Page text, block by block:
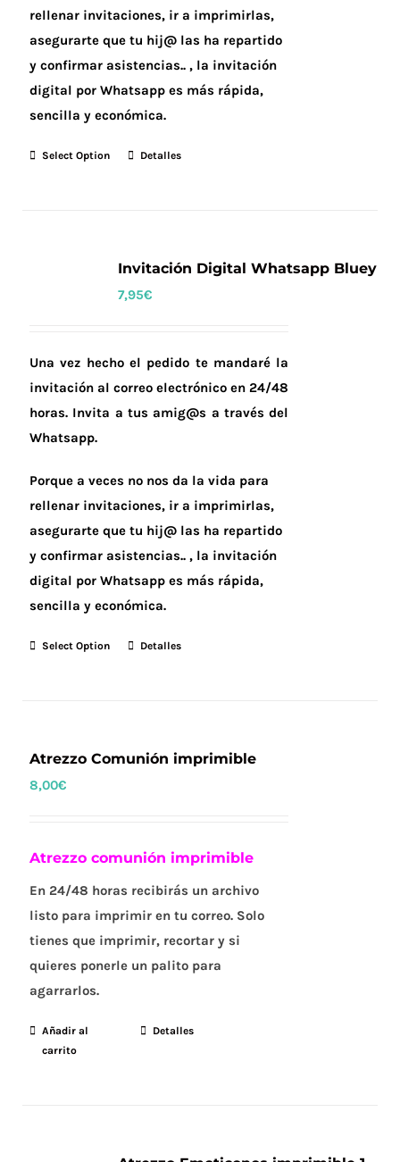
rellenar invitaciones, ir a imprimirlas,
asegurarte que tu hij@ las ha repartido
y confirmar asistencias.. , la invitación
digital por Whatsapp es más rápida,
sencilla y económica.
Select Option Detalles
Invitación Digital Whatsapp Bluey
7,95€
Una vez hecho el pedido te mandaré la
invitación al correo electrónico en 24/48
horas. Invita a tus amig@s a través del
Whatsapp.
Porque a veces no nos da la vida para
rellenar invitaciones, ir a imprimirlas,
asegurarte que tu hij@ las ha repartido
y confirmar asistencias.. , la invitación
digital por Whatsapp es más rápida,
sencilla y económica.
Select Option Detalles
Atrezzo Comunión imprimible
8,00€
Atrezzo comunión imprimible
En 24/48 horas recibirás un archivo
listo para imprimir en tu correo. Solo
tienes que imprimir, recortar y si
quieres ponerle un palito para
agarrarlos.
Añadir al
carrito
Detalles